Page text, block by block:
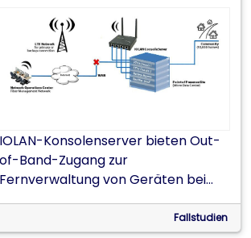
IOLAN-Konsolenserver bieten Out-
of-Band-Zugang zur
Fernverwaltung von Geräten bei
Unterbrechungen und Upgrades in
mehreren Mikro-Rechenzentren.
Fallstudien